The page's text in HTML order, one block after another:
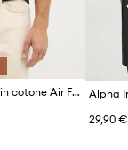
Alpha Industries t-shirt in cotone Air Force Sketch
29,90 €